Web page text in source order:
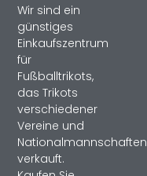
Wir sind ein
günstiges
Einkaufszentrum
für
Fußballtrikots,
das Trikots
verschiedener
Vereine und
Nationalmannschaften
verkauft.